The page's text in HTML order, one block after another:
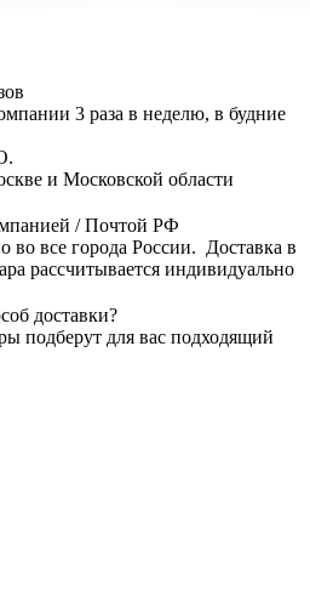
3 раза в неделю, в будние
и Московской области
/ Почтой РФ
во все города России. Доставка в
рассчитывается индивидуально
доставки?
подберут для вас подходящий